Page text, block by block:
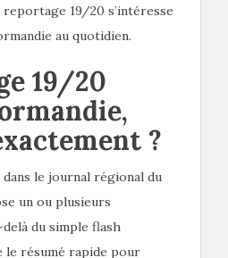
19/20 s’intéresse
au quotidien.
19/20
?
le journal régional du
un ou plusieurs
du simple flash
le résumé rapide pour